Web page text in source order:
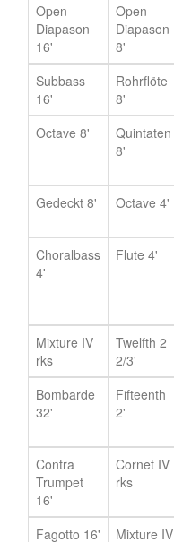
Open
Diapason
16'
Open
Diapason
8'
Subbass
16'
Rohrflöte
8'
Octave 8'
Quintaten
8'
Gedeckt 8'
Octave 4'
Choralbass
4'
Flute 4'
Mixture IV
rks
Twelfth 2
2/3'
Bombarde
32'
Fifteenth
2'
Contra
Trumpet
16'
Cornet IV
rks
Fagotto 16'
Mixture IV